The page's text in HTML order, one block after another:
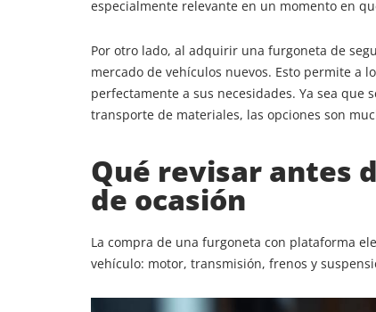
especialmente relevante en un momento en
Por otro lado, al adquirir una furgoneta de
mercado de vehículos nuevos. Esto permite a
perfectamente a sus necesidades. Ya sea que
transporte de materiales, las opciones son
Qué revisar antes
de ocasión
La compra de una furgoneta con plataforma
vehículo: motor, transmisión, frenos y